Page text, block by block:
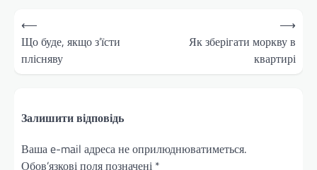
Навігація
записів
⟵
Що буде, якщо з’їсти
плісняву
Як зберігати моркву в
квартирі
⟶
Залишити відповідь
Ваша e-mail адреса не оприлюднюватиметься.
Обов’язкові поля позначені *